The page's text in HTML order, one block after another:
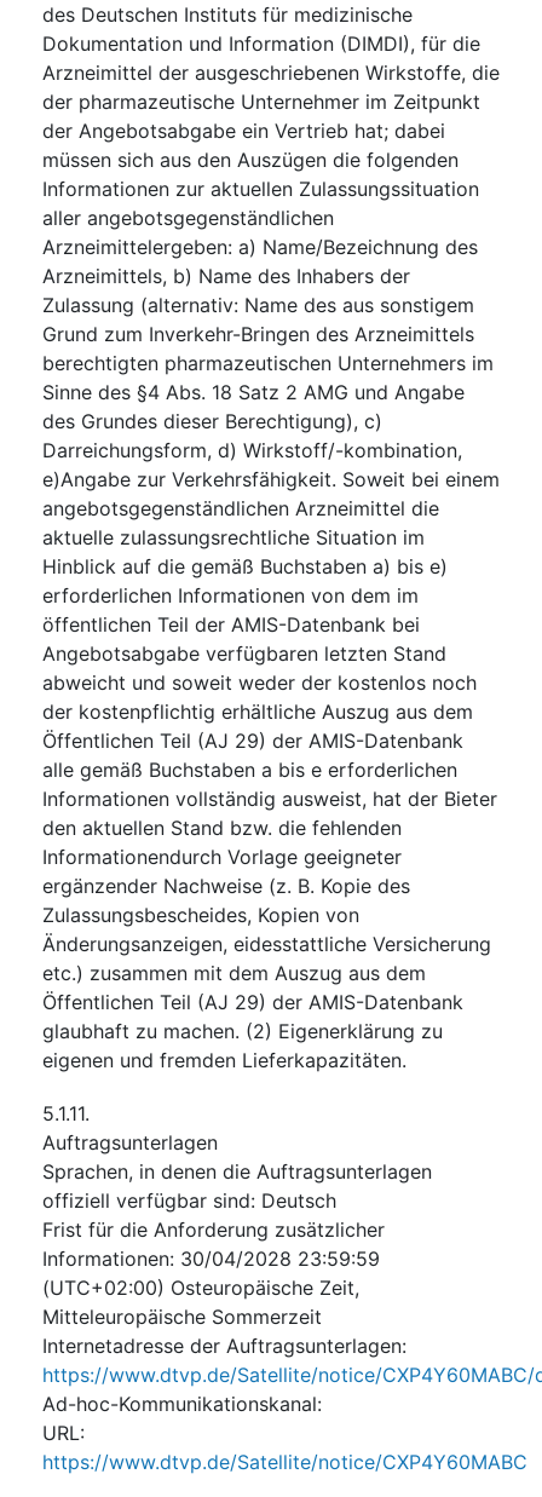
des Deutschen Instituts für medizinische
Dokumentation und Information (DIMDI), für die
Arzneimittel der ausgeschriebenen Wirkstoffe, die
der pharmazeutische Unternehmer im Zeitpunkt
der Angebotsabgabe ein Vertrieb hat; dabei
müssen sich aus den Auszügen die folgenden
Informationen zur aktuellen Zulassungssituation
aller angebotsgegenständlichen
Arzneimittelergeben: a) Name/Bezeichnung des
Arzneimittels, b) Name des Inhabers der
Zulassung (alternativ: Name des aus sonstigem
Grund zum Inverkehr-Bringen des Arzneimittels
berechtigten pharmazeutischen Unternehmers im
Sinne des §4 Abs. 18 Satz 2 AMG und Angabe
des Grundes dieser Berechtigung), c)
Darreichungsform, d) Wirkstoff/-kombination,
e)Angabe zur Verkehrsfähigkeit. Soweit bei einem
angebotsgegenständlichen Arzneimittel die
aktuelle zulassungsrechtliche Situation im
Hinblick auf die gemäß Buchstaben a) bis e)
erforderlichen Informationen von dem im
öffentlichen Teil der AMIS-Datenbank bei
Angebotsabgabe verfügbaren letzten Stand
abweicht und soweit weder der kostenlos noch
der kostenpflichtig erhältliche Auszug aus dem
Öffentlichen Teil (AJ 29) der AMIS-Datenbank
alle gemäß Buchstaben a bis e erforderlichen
Informationen vollständig ausweist, hat der Bieter
den aktuellen Stand bzw. die fehlenden
Informationendurch Vorlage geeigneter
ergänzender Nachweise (z. B. Kopie des
Zulassungsbescheides, Kopien von
Änderungsanzeigen, eidesstattliche Versicherung
etc.) zusammen mit dem Auszug aus dem
Öffentlichen Teil (AJ 29) der AMIS-Datenbank
glaubhaft zu machen. (2) Eigenerklärung zu
eigenen und fremden Lieferkapazitäten.
5.1.11.
Auftragsunterlagen
Sprachen, in denen die Auftragsunterlagen
offiziell verfügbar sind: Deutsch
Frist für die Anforderung zusätzlicher
Informationen: 30/04/2028 23:59:59
(UTC+02:00) Osteuropäische Zeit,
Mitteleuropäische Sommerzeit
Internetadresse der Auftragsunterlagen:
https://www.dtvp.de/Satellite/notice/CXP4Y60MABC/
Ad-hoc-Kommunikationskanal:
URL:
https://www.dtvp.de/Satellite/notice/CXP4Y60MABC